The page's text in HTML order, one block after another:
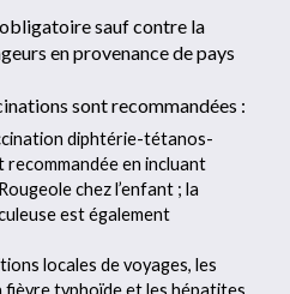
sauf contre la
en provenance de pays
sont recommandées :
diphtérie-tétanos-
en incluant
chez l’enfant ; la
est également
locales de voyages, les
typhoïde et les hépatites